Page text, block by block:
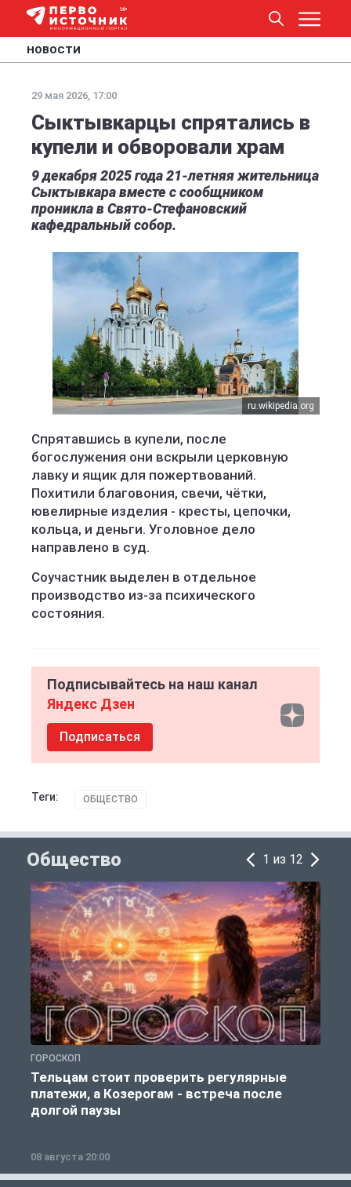
НОВОСТИ
29 мая 2026, 17:00
Сыктывкарцы спрятались в
купели и обворовали храм
9 декабря 2025 года 21-летняя жительница
Сыктывкара вместе с сообщником
проникла в Свято-Стефановский
кафедральный собор.
ru.wikipedia.org
Спрятавшись в купели, после
богослужения они вскрыли церковную
лавку и ящик для пожертвований.
Похитили благовония, свечи, чётки,
ювелирные изделия - кресты, цепочки,
кольца, и деньги. Уголовное дело
направлено в суд.
Соучастник выделен в отдельное
производство из-за психического
состояния.
Подписывайтесь на наш канал
Яндекс Дзен
Подписаться
Теги: ОБЩЕСТВО
Общество 1 из 12
ГОРОСКОП
Тельцам стоит проверить регулярные
платежи, а Козерогам - встреча после
долгой паузы
08 августа 20:00